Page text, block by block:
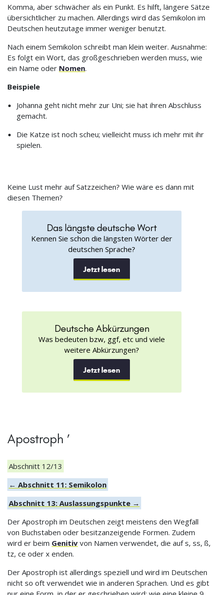
Komma, aber schwächer als ein Punkt. Es hilft, längere Sätze
übersichtlicher zu machen. Allerdings wird das Semikolon im
Deutschen heutzutage immer weniger benutzt.
Nach einem Semikolon schreibt man klein weiter. Ausnahme:
Es folgt ein Wort, das großgeschrieben werden muss, wie
ein Name oder Nomen.
Beispiele
Johanna geht nicht mehr zur Uni; sie hat ihren Abschluss
gemacht.
Die Katze ist noch scheu; vielleicht muss ich mehr mit ihr
spielen.
Keine Lust mehr auf Satzzeichen? Wie wäre es dann mit
diesen Themen?
Das längste deutsche Wort
Kennen Sie schon die längsten Wörter der
deutschen Sprache?
Jetzt lesen
Deutsche Abkürzungen
Was bedeuten bzw, ggf, etc und viele
weitere Abkürzungen?
Jetzt lesen
Apostroph ’
Abschnitt 12/13
← Abschnitt 11: Semikolon
Abschnitt 13: Auslassungspunkte →
Der Apostroph im Deutschen zeigt meistens den Wegfall
von Buchstaben oder besitzanzeigende Formen. Zudem
wird er beim Genitiv von Namen verwendet, die auf s, ss, ß,
tz, ce oder x enden.
Der Apostroph ist allerdings speziell und wird im Deutschen
nicht so oft verwendet wie in anderen Sprachen. Und es gibt